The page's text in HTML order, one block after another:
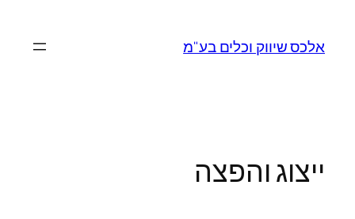
אלכס שיווק וכלים בע"מ
ייצוג והפצה